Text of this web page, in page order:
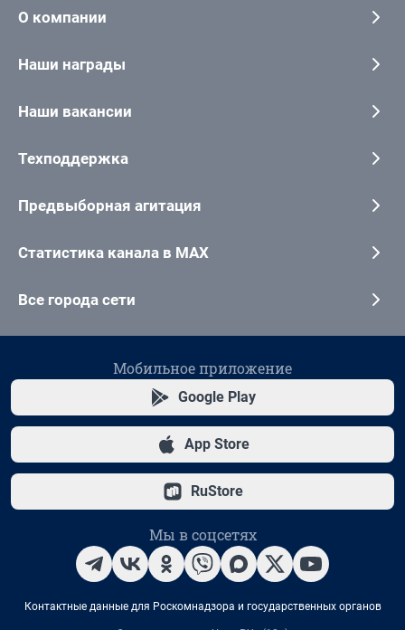
О компании
Наши награды
Наши вакансии
Техподдержка
Предвыборная агитация
Статистика канала в MAX
Все города сети
Мобильное приложение
Google Play
App Store
RuStore
Мы в соцсетях
Контактные данные для Роскомнадзора и государственных органов